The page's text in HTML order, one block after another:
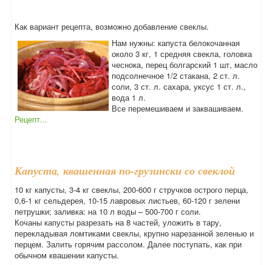
Как вариант рецепта, возможно добавление свеклы.
Нам нужны: капуста белокочанная
около 3 кг, 1 средняя свекла, головка
чеснока, перец болгарский 1 шт, масло
подсолнечное 1/2 стакана, 2 ст. л.
соли, 3 ст. л. сахара, уксус 1 ст. л.,
вода 1 л.
Все перемешиваем и заквашиваем.
Рецепт...
Капуста, квашенная по-грузински со свеклой
10 кг капусты, 3-4 кг свеклы, 200-600 г стручков острого перца,
0,6-1 кг сельдерея, 10-15 лавровых листьев, 60-120 г зелени
петрушки; заливка: на 10 л воды – 500-700 г соли.
Кочаны капусты разрезать на 8 частей, уложить в тару,
перекладывая ломтиками свеклы, крупно нарезанной зеленью и
перцем. Залить горячим рассолом. Далее поступать, как при
обычном квашении капусты.